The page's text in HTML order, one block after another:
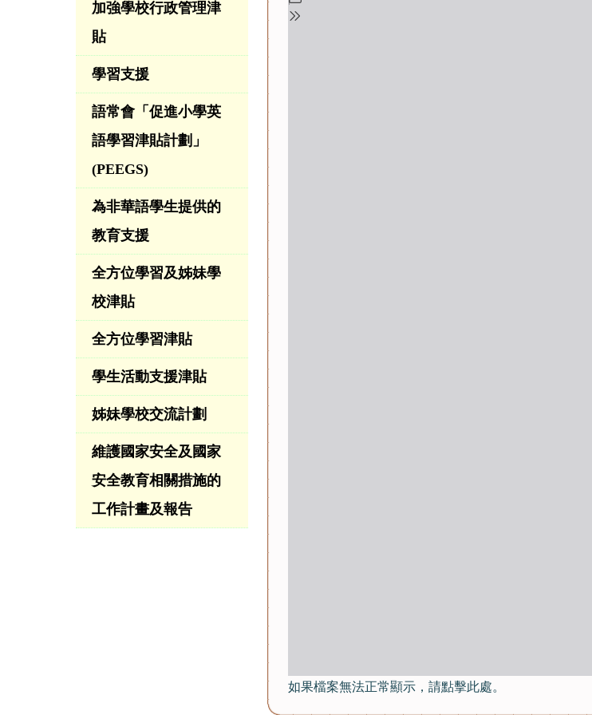
加強學校行政管理津
貼
學習支援
語常會「促進小學英
語學習津貼計劃」
(PEEGS)
為非華語學生提供的
教育支援
全方位學習及姊妹學
校津貼
全方位學習津貼
學生活動支援津貼
姊妹學校交流計劃
維護國家安全及國家
安全教育相關措施的
工作計畫及報告
如果檔案無法正常顯示，請點擊此處。